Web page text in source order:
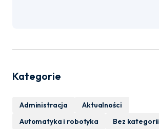
Kategorie
Administracja
Aktualności
Automatyka i robotyka
Bez kategorii